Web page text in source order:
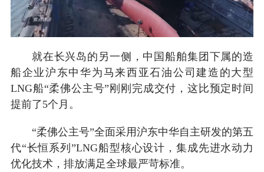
就在长兴岛的另一侧，中国船舶集团下属的造
船企业沪东中华为马来西亚石油公司建造的大型
LNG船“柔佛公主号”刚刚完成交付，这比预定时间
提前了5个月。
“柔佛公主号”全面采用沪东中华自主研发的第五
代“长恒系列”LNG船型核心设计，集成先进水动力
优化技术，排放满足全球最严苛标准。